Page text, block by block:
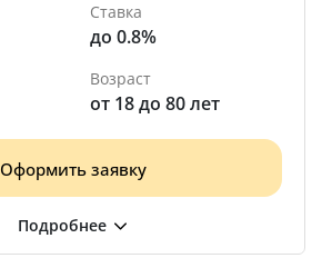
Ставка
до 0.8%
Возраст
от 18 до 80 лет
Оформить заявку